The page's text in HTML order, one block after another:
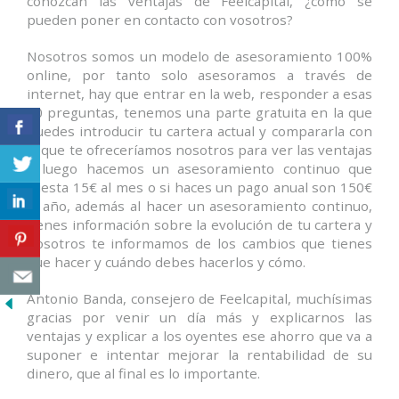
pueden poner en contacto con vosotros?
Nosotros somos un modelo de asesoramiento 100%
online, por tanto solo asesoramos a través de
internet, hay que entrar en la web, responder a esas
10 preguntas, tenemos una parte gratuita en la que
puedes introducir tu cartera actual y compararla con
la que te ofreceríamos nosotros para ver las ventajas
y luego hacemos un asesoramiento continuo que
cuesta 15€ al mes o si haces un pago anual son 150€
al año, además al hacer un asesoramiento continuo,
tienes información sobre la evolución de tu cartera y
nosotros te informamos de los cambios que tienes
que hacer y cuándo debes hacerlos y cómo.
Antonio Banda, consejero de Feelcapital, muchísimas
gracias por venir un día más y explicarnos las
ventajas y explicar a los oyentes ese ahorro que va a
suponer e intentar mejorar la rentabilidad de su
dinero, que al final es lo importante.